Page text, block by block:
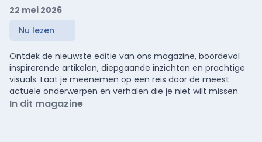
22 mei 2026
Nu lezen
Ontdek de nieuwste editie van ons magazine, boordevol
inspirerende artikelen, diepgaande inzichten en prachtige
visuals. Laat je meenemen op een reis door de meest
actuele onderwerpen en verhalen die je niet wilt missen.
In dit magazine